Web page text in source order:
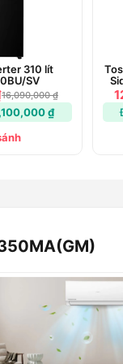
tiếp
-18°C đến +5°C
310 lít
SV
16,090,000 ₫
₫